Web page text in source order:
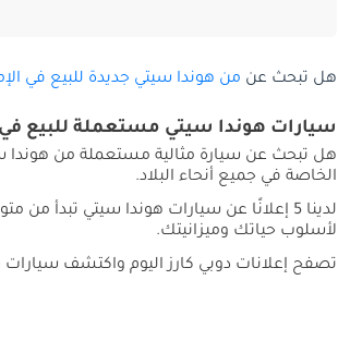
هل تبحث عن من هوندا سيتي جديدة للبيع في
سيارات هوندا سيتي مستعملة للبيع في
هل تبحث عن سيارة مثالية مستعملة من هوندا
الخاصة في جميع أنحاء البلاد.
لدينا 5 إعلانًا عن سيارات هوندا سيتي تبدأ من متوسط سعر
لأسلوب حياتك وميزانيتك.
تصفح إعلانات دوبي كارز اليوم واكتشف